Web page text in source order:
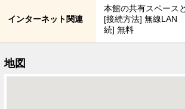
インターネット関連
本館の共有スペース
[接続方法] 無線LAN
続] 無料
地図